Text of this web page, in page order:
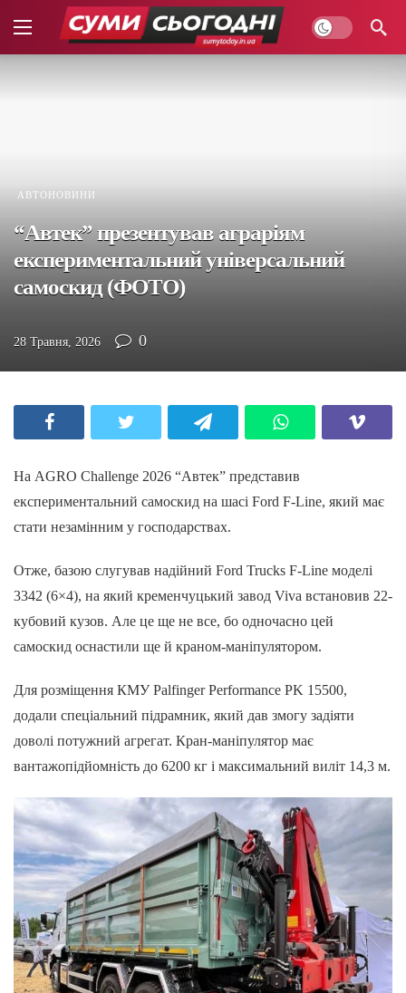
АВТОНОВИНИ
“Автек” презентував аграріям
експериментальний універсальний
самоскид (ФОТО)
28 Травня, 2026 0
На AGRO Challenge 2026 “Автек” представив
експериментальний самоскид на шасі Ford F-Line, який має
стати незамінним у господарствах.
Отже, базою слугував надійний Ford Trucks F-Line моделі
3342 (6×4), на який кременчуцький завод Viva встановив 22-
кубовий кузов. Але це ще не все, бо одночасно цей
самоскид оснастили ще й краном-маніпулятором.
Для розміщення КМУ Palfinger Performance PK 15500,
додали спеціальний підрамник, який дав змогу задіяти
доволі потужний агрегат. Кран-маніпулятор має
вантажопідйомність до 6200 кг і максимальний виліт 14,3 м.